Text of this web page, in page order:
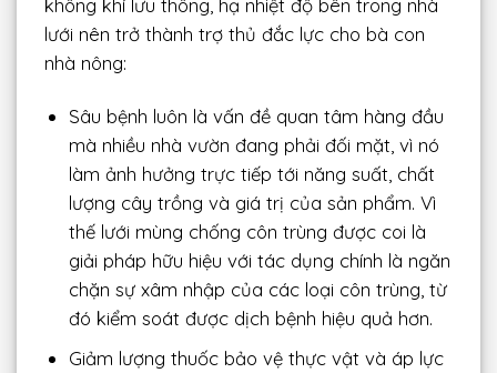
không khí lưu thông, hạ nhiệt độ bên trong nhà
lưới nên trở thành trợ thủ đắc lực cho bà con
nhà nông:
Sâu bệnh luôn là vấn đề quan tâm hàng đầu
mà nhiều nhà vườn đang phải đối mặt, vì nó
làm ảnh hưởng trực tiếp tới năng suất, chất
lượng cây trồng và giá trị của sản phẩm. Vì
thế lưới mùng chống côn trùng được coi là
giải pháp hữu hiệu với tác dụng chính là ngăn
chặn sự xâm nhập của các loại côn trùng, từ
đó kiểm soát được dịch bệnh hiệu quả hơn.
Giảm lượng thuốc bảo vệ thực vật và áp lực